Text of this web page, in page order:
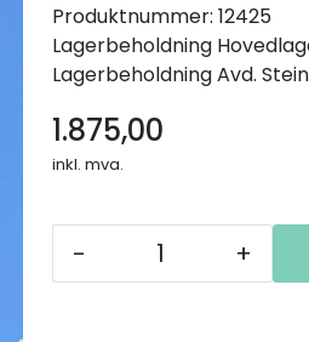
Produktnummer: 12425
Lagerbeholdning
LagerbeholdningAvd.
1.875,00
inkl. mva.
- +